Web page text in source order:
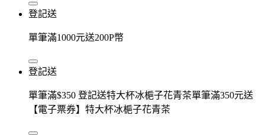
登記送
單筆滿1000元送200P幣
登記送
單筆滿$350 登記送特大杯冰梔子花青茶單筆滿350元送
【電子票券】特大杯冰梔子花青茶